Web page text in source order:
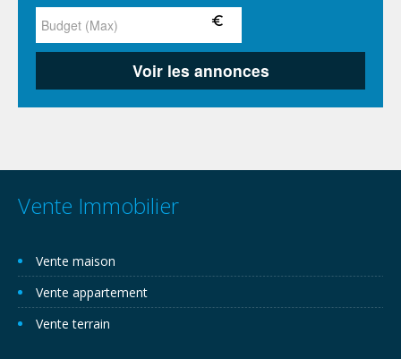
Vente Immobilier
Vente maison
Vente appartement
Vente terrain